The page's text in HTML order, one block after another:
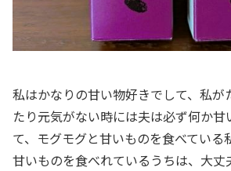
私はかなりの甘い物好きでして、私が
たり元気がない時には夫は必ず何か甘
て、モグモグと甘いものを食べている
甘いものを食べれているうちは、大丈